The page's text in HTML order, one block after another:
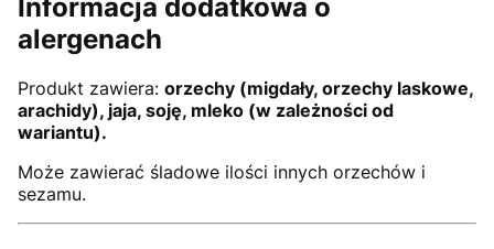
Informacja dodatkowa o
alergenach
Produkt zawiera: orzechy (migdały, orzechy laskowe,
arachidy), jaja, soję, mleko (w zależności od
wariantu).
Może zawierać śladowe ilości innych orzechów i
sezamu.